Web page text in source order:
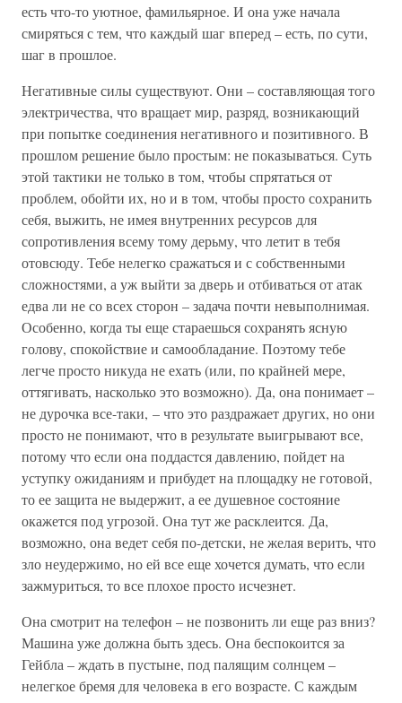
есть что-то уютное, фамильярное. И она уже начала
смиряться с тем, что каждый шаг вперед – есть, по сути,
шаг в прошлое.
Негативные силы существуют. Они – составляющая того
электричества, что вращает мир, разряд, возникающий
при попытке соединения негативного и позитивного. В
прошлом решение было простым: не показываться. Суть
этой тактики не только в том, чтобы спрятаться от
проблем, обойти их, но и в том, чтобы просто сохранить
себя, выжить, не имея внутренних ресурсов для
сопротивления всему тому дерьму, что летит в тебя
отовсюду. Тебе нелегко сражаться и с собственными
сложностями, а уж выйти за дверь и отбиваться от атак
едва ли не со всех сторон – задача почти невыполнимая.
Особенно, когда ты еще стараешься сохранять ясную
голову, спокойствие и самообладание. Поэтому тебе
легче просто никуда не ехать (или, по крайней мере,
оттягивать, насколько это возможно). Да, она понимает –
не дурочка все-таки, – что это раздражает других, но они
просто не понимают, что в результате выигрывают все,
потому что если она поддастся давлению, пойдет на
уступку ожиданиям и прибудет на площадку не готовой,
то ее защита не выдержит, а ее душевное состояние
окажется под угрозой. Она тут же расклеится. Да,
возможно, она ведет себя по-детски, не желая верить, что
зло неудержимо, но ей все еще хочется думать, что если
зажмуриться, то все плохое просто исчезнет.
Она смотрит на телефон – не позвонить ли еще раз вниз?
Машина уже должна быть здесь. Она беспокоится за
Гейбла – ждать в пустыне, под палящим солнцем –
нелегкое бремя для человека в его возрасте. С каждым